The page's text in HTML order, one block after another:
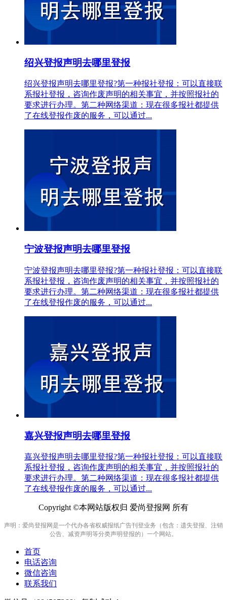
绍兴登报声明去哪里登报
绍兴登报声明去哪里登报?第一种报社登报：可以直接联
系报社登报，咨询作废声明的相关事宜，并按照报社的
要求进行办理。第二种网络渠道：现在很多报社都提供
了在线登报作废的服务，可以通过...
宁波登报声明去哪里登报
宁波登报声明去哪里登报?第一种报社登报：可以直接联
系报社登报，咨询作废声明的相关事宜，并按照报社的
要求进行办理。第二种网络渠道：现在很多报社都提供
了在线登报作废的服务，可以通过...
嘉兴登报声明去哪里登报
嘉兴登报声明去哪里登报?第一种报社登报：可以直接联
系报社登报，咨询作废声明的相关事宜，并按照报社的
要求进行办理。第二种网络渠道：现在很多报社都提供
了在线登报作废的服务，可以通过...
Copyright ©本网站版权归 爱尚登报网 所有
声明：爱尚登报网是一个代办各省权威报纸广告刊登业务（包含：遗失登报、注销
公告、减资声明等分类声明登报的）一个网站。
首页
电话咨询
微信咨询
联系我们